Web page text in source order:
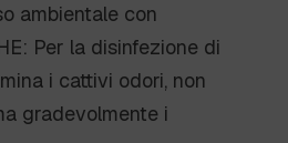
ambientale con
Per la disinfezione di
i cattivi odori, non
gradevolmente i